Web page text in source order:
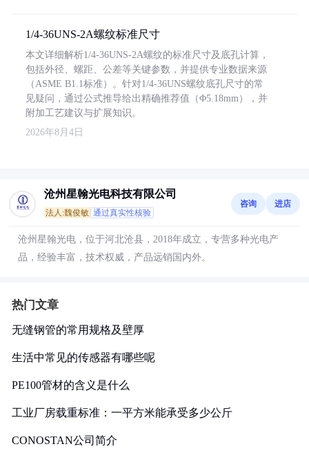
1/4-36UNS-2A螺纹标准尺寸
本文详细解析1/4-36UNS-2A螺纹的标准尺寸及底孔计算，
包括外径、螺距、公差等关键参数，并提供专业数据来源
（ASME B1.1标准）。针对1/4-36UNS螺纹底孔尺寸的常
见疑问，通过公式推导给出精确推荐值（Φ5.18mm），并
附加工艺建议与扩展知识。
2026年8月4日
沧州星翰光电科技有限公司
法人:魏俊敏 通过真实性核验
咨询 进店
沧州星翰光电，位于河北沧县，2018年成立，专营多种光电产
品，经验丰富，技术权威，产品远销国内外。
热门文章
无缝钢管的常用规格及壁厚
生活中常见的传感器有哪些呢
PE100管材的含义是什么
工业厂房载重标准：一平方米能承受多少公斤
CONOSTAN公司简介